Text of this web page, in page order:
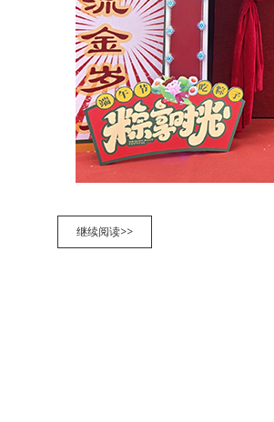
继续阅读>>知
北